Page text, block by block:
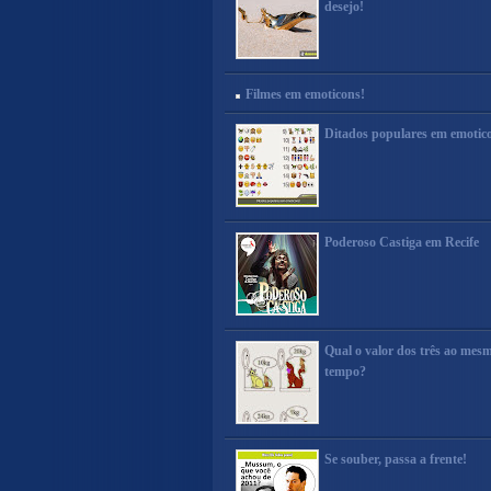
desejo!
Filmes em emoticons!
Ditados populares em
Poderoso Castiga em Recife
Qual o valor dos três ao
tempo?
Se souber, passa a frente!